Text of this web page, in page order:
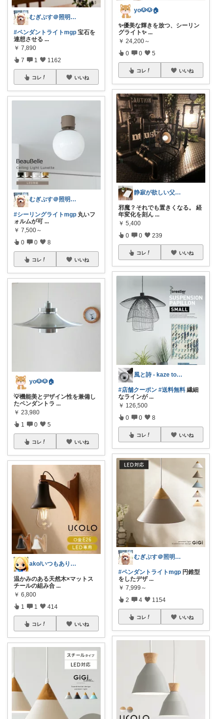
むぎぷす＠照明とインテリアと北欧食器
#ペンダントライトmgp 宝石を
連想させる ...
￥ 7,890
7 1 1162
コレ いいね
むぎぷす＠照明とインテリアと北欧食器
#シーリングライトmgp 丸いフ
ォルムが可 ...
￥ 7,500～
0 0 8
コレ いいね
yo🐶🐶🏠
💡機能美とデザイン性を兼備し
たペンダントラ ...
￥ 23,980
1 0 5
コレ いいね
ako/いつもありがとう🌈5日感謝
温かみのある天然木×マットス
チールの組み合 ...
￥ 6,800
1 1 414
コレ いいね
yo🐶🐶🏠
✨優美な輝きを放つ、シーリン
グライト✨ ...
￥ 24,200～
0 0 5
コレ いいね
静寂が欲しい父🍀憧れの無骨な暮らし
邪魔？それでも置きくなる。 経
年変化を刻ん ...
￥ 5,400
0 0 239
コレ いいね
風と詩 - kaze to uta -
#店舗クーポン #送料無料 繊細
なラインが ...
￥ 126,500
0 0 8
コレ いいね
むぎぷす＠照明とインテリアと北欧食器
#ペンダントライトmgp 円錐型
をしたデザ ...
￥ 7,999～
2 4 1154
コレ いいね